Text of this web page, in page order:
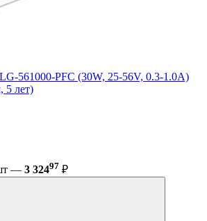
561000-PFC (30W, 25-56V, 0.3-1.0A)
5 лет)
— 3 32497 ₽